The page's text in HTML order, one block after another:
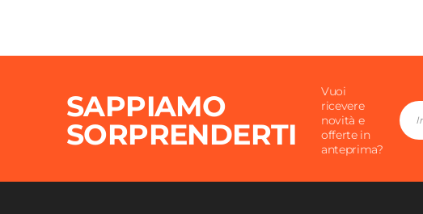
SAPPIAMO
SORPRENDERTI
Vuoi
ricevere
novità e
offerte in
anteprima?